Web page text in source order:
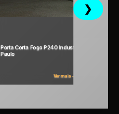
Porta Corta Fogo P240 Industrial em Pongaí, São
Paulo
Ver mais →
❯